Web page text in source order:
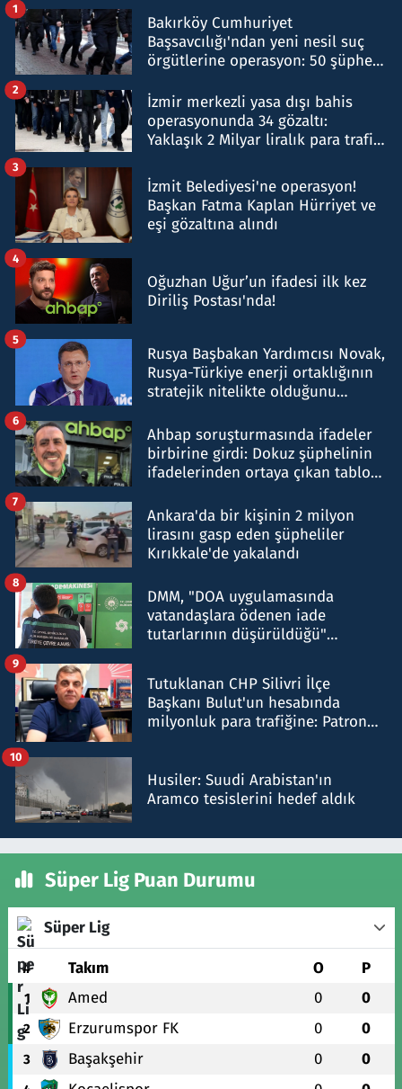
Bakırköy Cumhuriyet
Başsavcılığı'ndan yeni nesil suç
örgütlerine operasyon: 50 şüpheli
1
İzmir merkezli yasa dışı bahis
operasyonunda 34 gözaltı:
Yaklaşık 2 Milyar liralık para trafiği
2
İzmit Belediyesi'ne operasyon!
Başkan Fatma Kaplan Hürriyet ve
eşi gözaltına alındı
3
Oğuzhan Uğur’un ifadesi ilk kez
Diriliş Postası'nda!
4
Rusya Başbakan Yardımcısı Novak,
Rusya-Türkiye enerji ortaklığının
stratejik nitelikte olduğunu
5
Ahbap soruşturmasında ifadeler
birbirine girdi: Dokuz şüphelinin
ifadelerinden ortaya çıkan tablo
6
Ankara'da bir kişinin 2 milyon
lirasını gasp eden şüpheliler
Kırıkkale'de yakalandı
7
DMM, "DOA uygulamasında
vatandaşlara ödenen iade
tutarlarının düşürüldüğü"
8
Tutuklanan CHP Silivri İlçe
Başkanı Bulut'un hesabında
milyonluk para trafiğine: Patron
9
Husiler: Suudi Arabistan'ın
Aramco tesislerini hedef aldık
10
Süper Lig Puan Durumu
Süper Lig
# Takım O P
1 Amed 0 0
2 Erzurumspor FK 0 0
3 Başakşehir 0 0